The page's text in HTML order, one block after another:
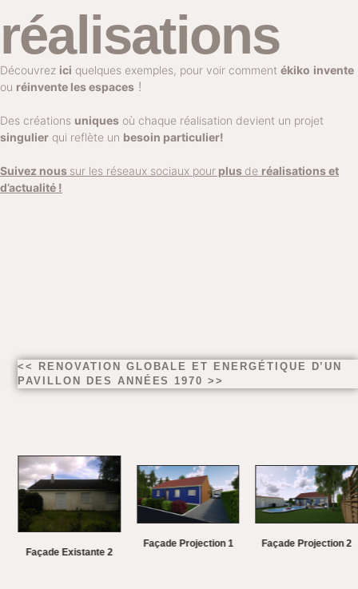
réalisations
Découvrez ici quelques exemples, pour voir comment ékiko invente
ou réinvente les espaces !
Des créations uniques où chaque réalisation devient un projet
singulier qui reflète un besoin particulier!
Suivez nous sur les réseaux sociaux pour plus de réalisations et
d’actualité !
<< RENOVATION GLOBALE ET ENERGÉTIQUE D’UN
PAVILLON DES ANNÉES 1970 >>
Façade Existante 2
Façade Projection 1 Façade Projection 2